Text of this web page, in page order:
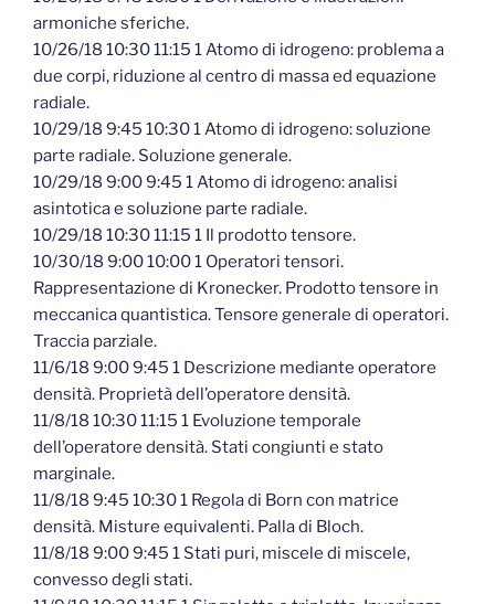
armoniche sferiche.
10/26/18 10:30 11:15 1 Atomo di idrogeno: problema a
due corpi, riduzione al centro di massa ed equazione
radiale.
10/29/18 9:45 10:30 1 Atomo di idrogeno: soluzione
parte radiale. Soluzione generale.
10/29/18 9:00 9:45 1 Atomo di idrogeno: analisi
asintotica e soluzione parte radiale.
10/29/18 10:30 11:15 1 Il prodotto tensore.
10/30/18 9:00 10:00 1 Operatori tensori.
Rappresentazione di Kronecker. Prodotto tensore in
meccanica quantistica. Tensore generale di operatori.
Traccia parziale.
11/6/18 9:00 9:45 1 Descrizione mediante operatore
densità. Proprietà dell’operatore densità.
11/8/18 10:30 11:15 1 Evoluzione temporale
dell’operatore densità. Stati congiunti e stato
marginale.
11/8/18 9:45 10:30 1 Regola di Born con matrice
densità. Misture equivalenti. Palla di Bloch.
11/8/18 9:00 9:45 1 Stati puri, miscele di miscele,
convesso degli stati.